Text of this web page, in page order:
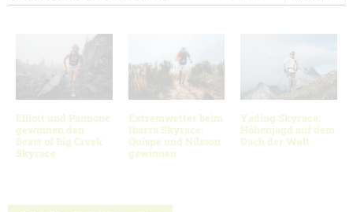
Elliott und Pannone
gewinnen den
Beast of Big Creek
Skyrace
Extremwetter beim
Ibarra Skyrace:
Quispe und Nilsson
gewinnen
Yading Skyrace:
Höhenjagd auf dem
Dach der Welt